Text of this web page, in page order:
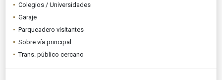
Colegios / Universidades
Garaje
Parqueadero visitantes
Sobre vía principal
Trans. público cercano